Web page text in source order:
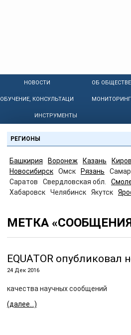
НОВОСТИ ОБ ОБЩЕСТВЕ
ОБУЧЕНИЕ, КОНСУЛЬТАЦИИ МОНИТОРИНГ
ИНСТРУМЕНТЫ
РЕГИОНЫ
Башкирия Воронеж Казань Киров
Новосибирск
Омск Рязань
Саратов
Свердловская обл.
Хабаровск
Челябинск Якутск
МЕТКА
EQUATOR опубликовал
24 Дек 2016
качества научных сообщений
(далее…)